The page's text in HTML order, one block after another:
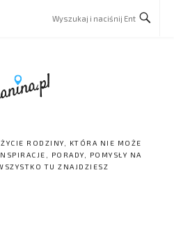
RODZINY, KTÓRA NIE MOŻE
PORADY, POMYSŁY NA
TU ZNAJDZIESZ